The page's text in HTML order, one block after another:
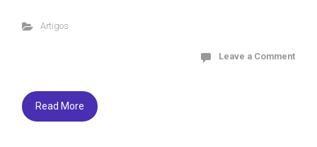
Artigos
Leave a Comment
Read More